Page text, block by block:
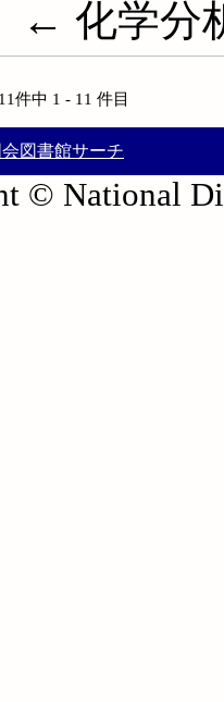
← 化学分
11件中 1 - 11 件目
図書館サーチ
© National